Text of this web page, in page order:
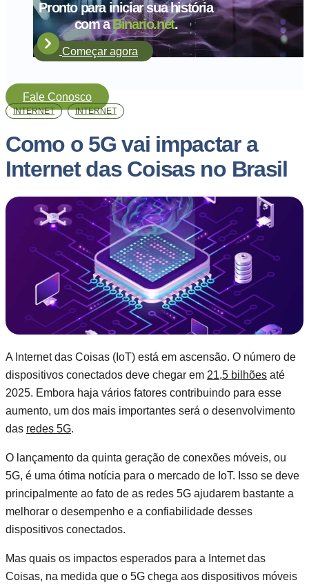
Pronto para iniciar sua história
com aBinario.net.
Começar agora
Fale Conosco
INTERNET INTERNET
Como o 5G vai impactar a
Internet das Coisas no Brasil
A Internet das Coisas (IoT) está em ascensão. O número de
dispositivos conectados deve chegar em 21,5 bilhões até
2025. Embora haja vários fatores contribuindo para esse
aumento, um dos mais importantes será o desenvolvimento
das redes 5G.
O lançamento da quinta geração de conexões móveis, ou
5G, é uma ótima notícia para o mercado de IoT. Isso se deve
principalmente ao fato de as redes 5G ajudarem bastante a
melhorar o desempenho e a confiabilidade desses
dispositivos conectados.
Mas quais os impactos esperados para a Internet das
Coisas, na medida que o 5G chega aos dispositivos móveis